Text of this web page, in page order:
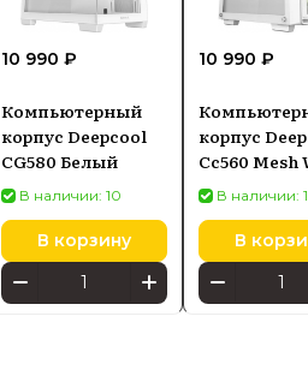
10 990 ₽
Компьютерный
корпус Deepcool
CG580 Белый
В наличии: 10
В корзину
10 990 ₽
корпус
Cc560 Mesh
В наличии:
В